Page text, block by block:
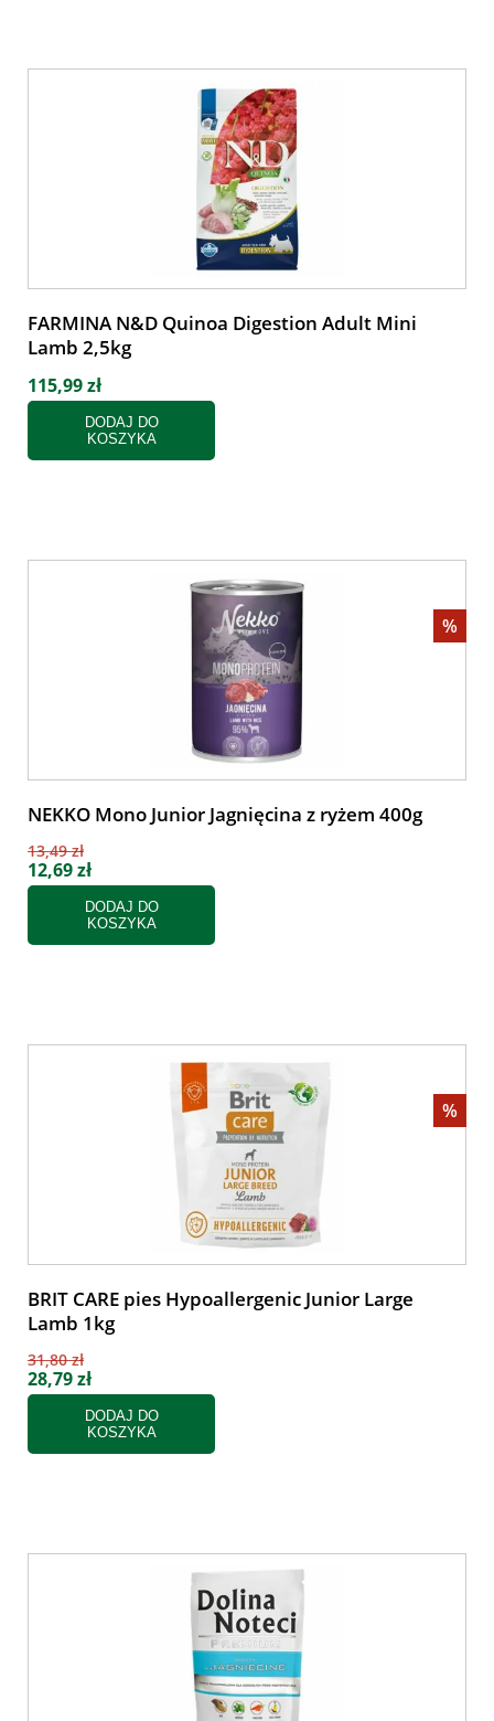
FARMINA N&D Quinoa Digestion Adult Mini
Lamb 2,5kg
115,99 zł
DODAJ DO
KOSZYKA
%
NEKKO Mono Junior Jagnięcina z ryżem 400g
13,49 zł
12,69 zł
DODAJ DO
KOSZYKA
%
BRIT CARE pies Hypoallergenic Junior Large
Lamb 1kg
31,80 zł
28,79 zł
DODAJ DO
KOSZYKA